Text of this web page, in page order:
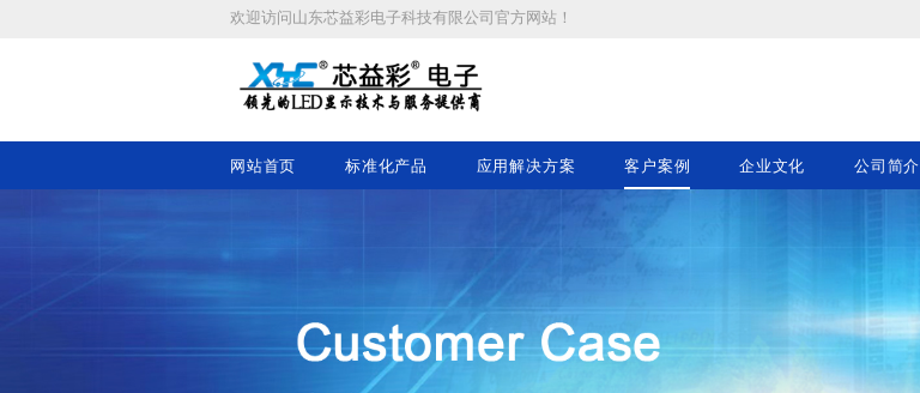
欢迎访问 山东芯益彩电子科技有限公司 官方网站 ！
网站首页 标准化产品 应用解决方案 客户案例 企业文化 公司简介